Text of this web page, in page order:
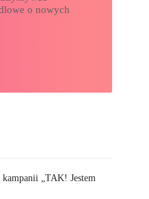
o nowych
„TAK! Jestem